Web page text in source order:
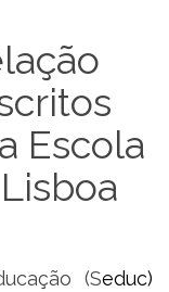
Escola
(Seduc)